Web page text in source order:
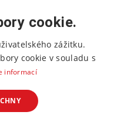
cookie.
zážitku.
cookie v souladu s
informací